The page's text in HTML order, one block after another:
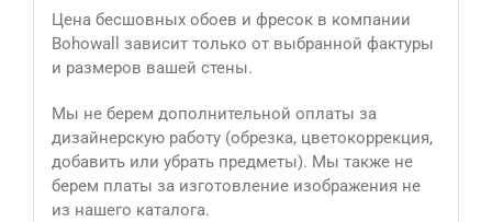
Цена бесшовных обоев и фресок в компании
Bohowall зависит только от выбранной фактуры
и размеров вашей стены.
Мы не берем дополнительной оплаты за
дизайнерскую работу (обрезка, цветокоррекция,
добавить или убрать предметы). Мы также не
берем платы за изготовление изображения не
из нашего каталога.